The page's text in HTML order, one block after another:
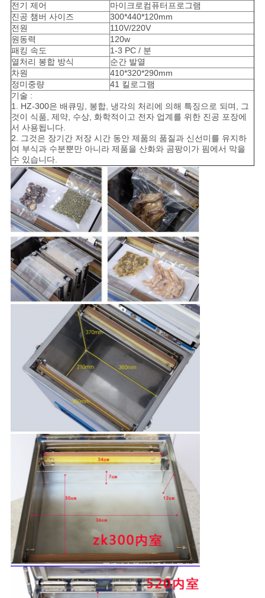
PRIVACY
POLICY
전기 제어
마이크로컴퓨터프로그램
진공 챔버 사이즈
300*440*120mm
전원
110V/220V
원동력
120w
패킹 속도
1-3 PC / 분
열처리 봉합 방식
순간 발열
차원
410*320*290mm
정미중량
41 킬로그램
기술 :
1. HZ-300은 배큐밍, 봉합, 냉각의 처리에 의해 특징으로 되며, 그
것이 식품, 제약, 수상, 화학적이고 전자 업계를 위한 진공 포장에
서 사용됩니다.
2. 그것은 장기간 저장 시간 동안 제품의 품질과 신선미를 유지하
여 부식과 수분뿐만 아니라 제품을 산화와 곰팡이가 핌에서 막을
수 있습니다.